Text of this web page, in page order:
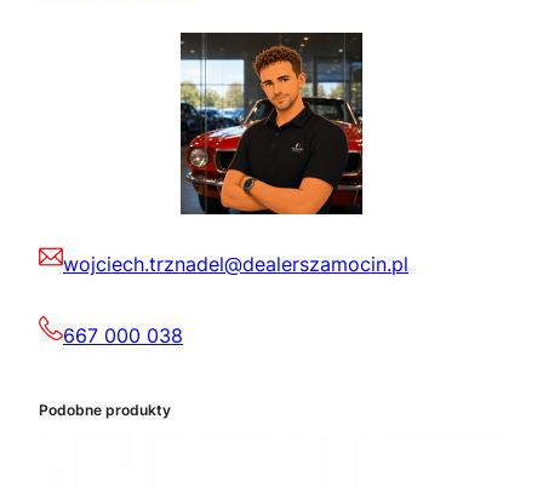
wojciech.trznadel@dealerszamocin.pl
667 000 038
Podobne produkty